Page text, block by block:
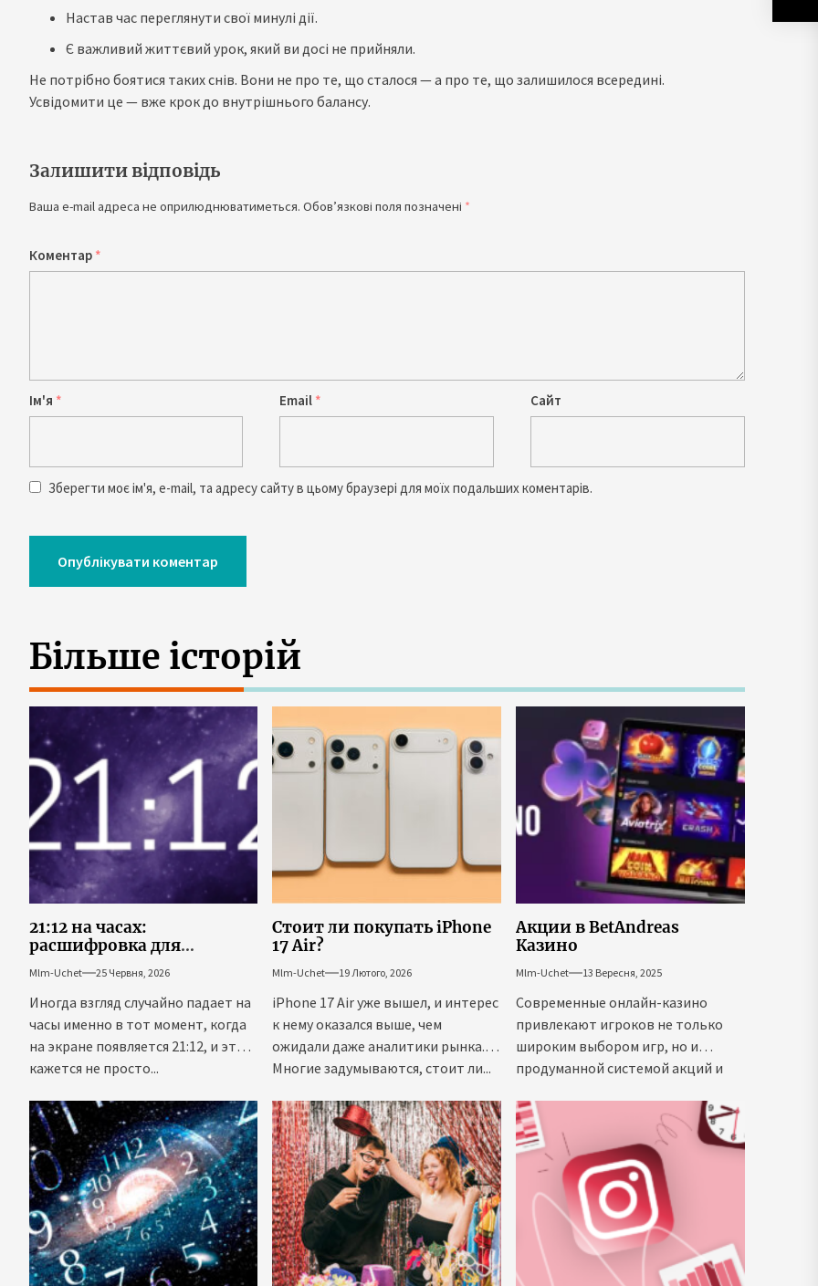
Настав час переглянути свої минулі дії.
Є важливий життєвий урок, який ви досі не прийняли.
Не потрібно боятися таких снів. Вони не про те, що сталося — а про те, що залишилося всередині.
Усвідомити це — вже крок до внутрішнього балансу.
Залишити відповідь
Ваша e-mail адреса не оприлюднюватиметься. Обов’язкові поля позначені *
Коментар *
Ім'я * Email * Сайт
Зберегти моє ім'я, e-mail, та адресу сайту в цьому браузері для моїх подальших коментарів.
Більше історій
21:12 на часах:
расшифровка для
Mlm-Uchet 25 Червня, 2026
Иногда взгляд случайно падает на
часы именно в тот момент, когда
на экране появляется 21:12, и это
кажется не просто...
Стоит ли покупать iPhone
17 Air?
Mlm-Uchet 19 Лютого, 2026
iPhone 17 Air уже вышел, и интерес
к нему оказался выше, чем
ожидали даже аналитики рынка.
Многие задумываются, стоит ли...
Акции в BetAndreas
Казино
Mlm-Uchet 13 Вересня, 2025
Современные онлайн-казино
привлекают игроков не только
широким выбором игр, но и
продуманной системой акций и
начале...